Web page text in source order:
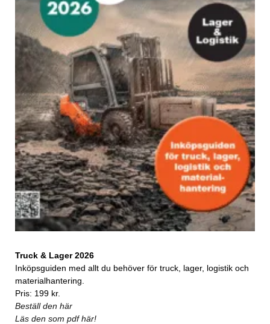
Truck & Lager 2026
Inköpsguiden med allt du behöver för truck, lager, logistik och
materialhantering.
Pris: 199 kr.
Beställ den här
Läs den som pdf här!